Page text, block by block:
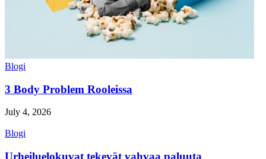
Blogi
3 Body Problem Rooleissa
July 4, 2026
Blogi
Urheiluelokuvat tekevät vahvaa paluuta